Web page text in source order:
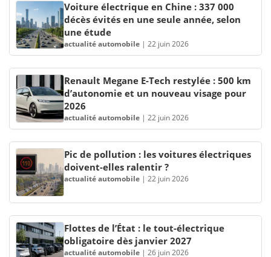
Voiture électrique en Chine : 337 000
décès évités en une seule année, selon
une étude
actualité automobile | 22 juin 2026
Renault Megane E-Tech restylée : 500 km
d’autonomie et un nouveau visage pour
2026
actualité automobile | 22 juin 2026
Pic de pollution : les voitures électriques
doivent-elles ralentir ?
actualité automobile | 22 juin 2026
Flottes de l’État : le tout-électrique
obligatoire dès janvier 2027
actualité automobile | 26 juin 2026